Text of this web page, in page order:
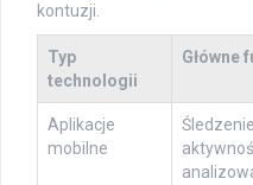
kontuzji.
Typ
technologii
Główne
Aplikacje
mobilne
Śledzenie